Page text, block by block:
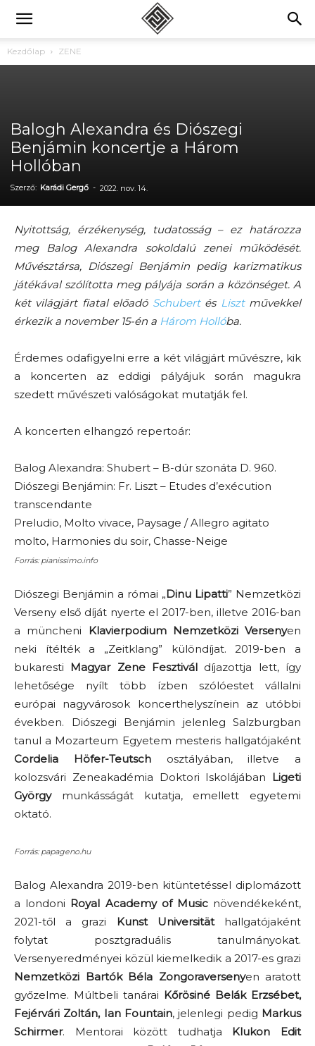
Kezdőlap ZENE
Balogh Alexandra és Diószegi
Benjámin koncertje a Három
Hollóban
Szerző: Karádi Gergő - 2022. nov. 14.
Nyitottság, érzékenység, tudatosság – ez határozza
meg Balog Alexandra sokoldalú zenei működését.
Művésztársa, Diószegi Benjámin pedig karizmatikus
játékával szólította meg pályája során a közönséget. A
két világjárt fiatal előadó Schubertés Lisztművekkel
érkezik a november 15-én a Három Hollóba.
Érdemes odafigyelni erre a két világjárt művészre, kik
a koncerten az eddigi pályájuk során magukra
szedett művészeti valóságokat mutatják fel.
A koncerten elhangzó repertoár:
Balog Alexandra: Shubert – B-dúr szonáta D. 960.
Diószegi Benjámin: Fr. Liszt – Etudes d’exécution
transcendante
Preludio, Molto vivace, Paysage / Allegro agitato
molto, Harmonies du soir, Chasse-Neige
Forrás: pianissimo.info
Diószegi Benjámin a római „Dinu Lipatti” Nemzetközi
Verseny első díját nyerte el 2017-ben, illetve 2016-ban
a müncheni Klavierpodium Nemzetközi Versenyen
neki ítélték a „Zeitklang” különdíjat. 2019-ben a
bukaresti Magyar Zene Fesztivál díjazottja lett, így
lehetősége nyílt több ízben szólóestet vállalni
európai nagyvárosok koncerthelyszínein az utóbbi
években. Diószegi Benjámin jelenleg Salzburgban
tanul a Mozarteum Egyetem mesteris hallgatójaként
Cordelia Höfer-Teutschosztályában, illetve a
kolozsvári Zeneakadémia Doktori Iskolájában Ligeti
Györgymunkásságát kutatja, emellett egyetemi
oktató.
Forrás: papageno.hu
Balog Alexandra 2019-ben kitüntetéssel diplomázott
a londoni Royal Academy of Musicnövendékeként,
2021-től a grazi Kunst Universitäthallgatójaként
folytat posztgraduális tanulmányokat.
Versenyeredményei közül kiemelkedik a 2017-es grazi
Nemzetközi Bartók Béla Zongoraversenyen aratott
győzelme. Múltbeli tanárai Kőrösiné Belák Erzsébet,
Fejérvári Zoltán, Ian Fountain, jelenlegi pedig Markus
Schirmer. Mentorai között tudhatja Klukon Edit